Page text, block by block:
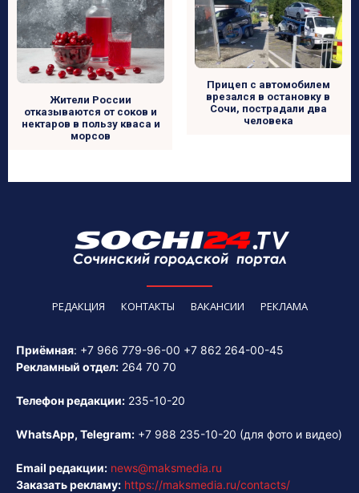
Жители России
отказываются от соков и
нектаров в пользу кваса и
морсов
Прицеп с автомобилем
врезался в остановку в
Сочи, пострадали два
человека
РЕДАКЦИЯ КОНТАКТЫ ВАКАНСИИ РЕКЛАМА
Приёмная: +7 966 779-96-00 +7 862 264-00-45
Рекламный отдел: 264 70 70
Телефон редакции: 235-10-20
WhatsApp, Telegram: +7 988 235-10-20 (для фото и видео)
Email редакции: news@maksmedia.ru
Заказать рекламу: https://maksmedia.ru/contacts/